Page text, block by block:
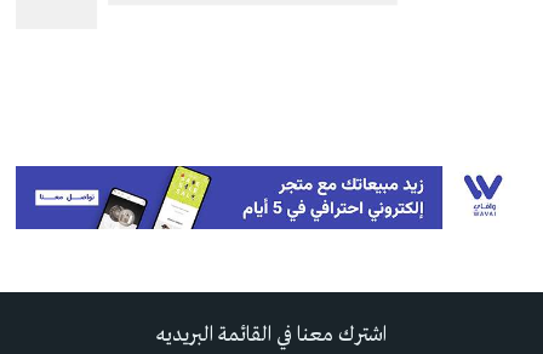
اشترك معنا في القائمة البريديه